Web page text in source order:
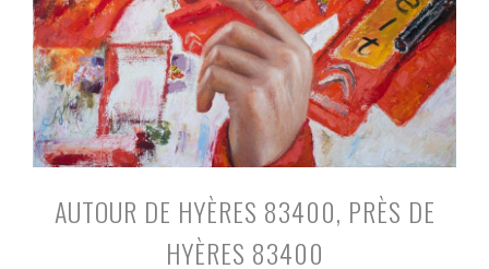
AUTOUR DE HYÈRES 83400, PRÈS DE
HYÈRES 83400